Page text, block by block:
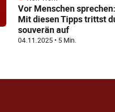
Vor Menschen sprechen:
Mit diesen Tipps trittst
souverän auf
04.11.2025 • 5 Min.